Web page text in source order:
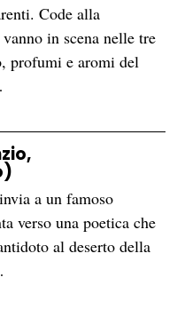
Code alla
in scena nelle tre
profumi e aromi del
a un famoso
verso una poetica che
al deserto della